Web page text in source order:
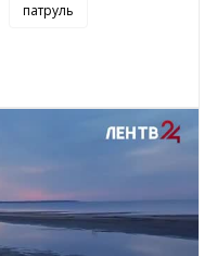
патруль